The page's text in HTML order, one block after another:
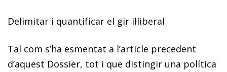
Delimitar i quantificar el gir il·liberal
Tal com s’ha esmentat a l’article precedent
d’aquest Dossier, tot i que distingir una política